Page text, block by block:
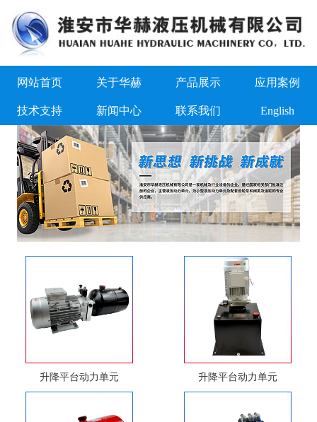
网站首页 关于华赫 产品展示 应用案例
技术支持 新闻中心 联系我们 English
升降平台动力单元 升降平台动力单元